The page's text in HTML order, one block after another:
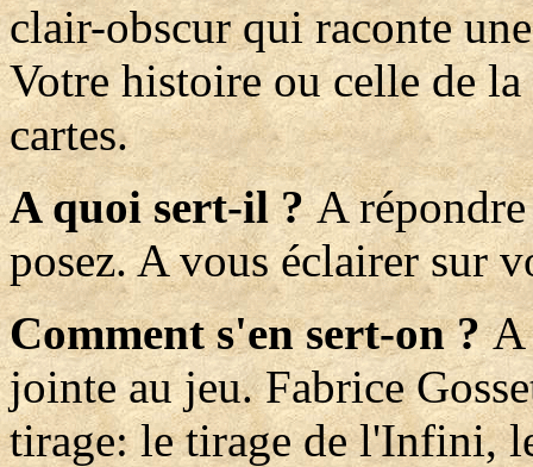
clair-obscur qui raconte
Votre histoire ou celle de
cartes.
A quoi sert-il ?A
posez. A vous éclairer sur
Comment s'en sert-on ?A
jointe au jeu. Fabrice
tirage: le tirage de l'Infini,